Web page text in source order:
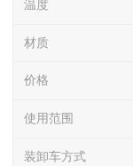
温度
材质
价格
使用范围
装卸车方式